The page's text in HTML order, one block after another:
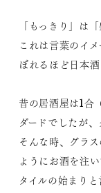
「もっきり」は
これは言葉のイ
ぼれるほど日本
昔の居酒屋は1合
ダードでしたが
そんな時、グラ
ようにお酒を注
タイルの始まりと